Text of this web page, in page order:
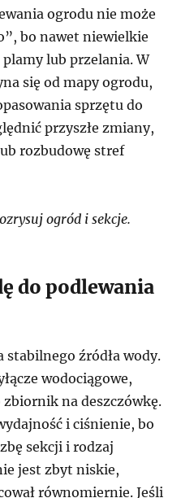
ogrodu nie może
bo nawet niewielkie
plamy lub przelania. W
się od mapy ogrodu,
sprzętu do
przyszłe zmiany,
rozbudowę stref
ogród i sekcje.
do podlewania
stabilnego źródła wody.
wodociągowe,
na deszczówkę.
i ciśnienie, bo
sekcji i rodzaj
jest zbyt niskie,
równomiernie. Jeśli